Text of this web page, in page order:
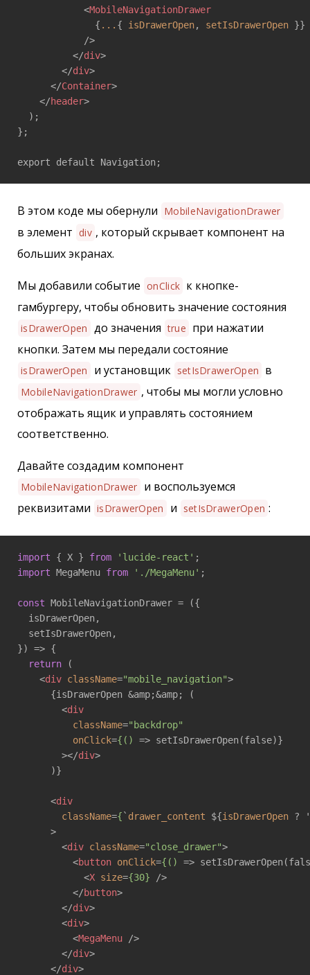
<MobileNavigationDrawer
              {
... { isDrawerOpen, setIsDrawerOpen }}
            />
</div>
</div>
</Container>
</header>
  );
};
export default Navigation;
В этом коде мы обернули MobileNavigationDrawer
в элемент div , который скрывает компонент на
больших экранах.
Мы добавили событие onClick к кнопке-
гамбургеру, чтобы обновить значение состояния
isDrawerOpen до значения true при нажатии
кнопки. Затем мы передали состояние
isDrawerOpen и установщик setIsDrawerOpen в
MobileNavigationDrawer , чтобы мы могли условно
отображать ящик и управлять состоянием
соответственно.
Давайте создадим компонент
MobileNavigationDrawer и воспользуемся
реквизитами isDrawerOpen и setIsDrawerOpen :
import { X } from 'lucide-react'
import MegaMenu from './MegaMenu' ;
const MobileNavigationDrawer = ({
  isDrawerOpen,
  setIsDrawerOpen,
}) => {
return (
<div className="mobile_navigation">
      {isDrawerOpen &amp;&amp; (
<div
className="backdrop"
onClick={() => setIsDrawerOpen(false)}
        >
</div>
      )}
<div
className={ ` drawer_content ${isDrawerOpen ? '
      >
<div className="close_drawer">
<button onClick={() =>
<X size={30} />
</button>
</div>
<div>
<MegaMenu />
</div>
</div>